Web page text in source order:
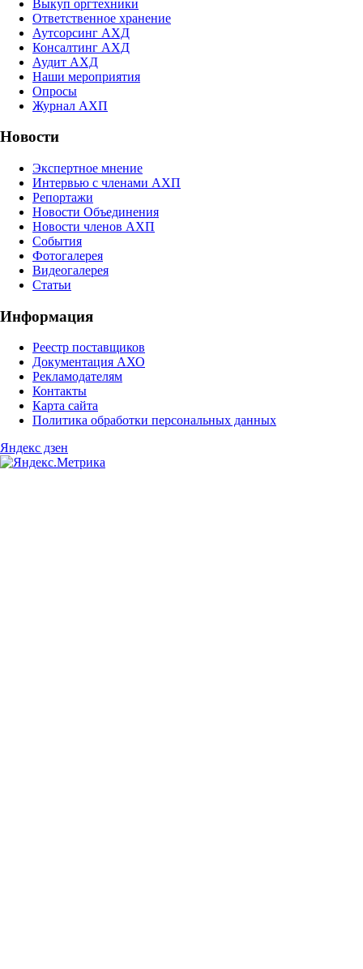
Выкуп оргтехники
Ответственное хранение
Аутсорсинг АХД
Консалтинг АХД
Аудит АХД
Наши мероприятия
Опросы
Журнал АХП
Новости
Экспертное мнение
Интервью с членами АХП
Репортажи
Новости Объединения
Новости членов АХП
События
Фотогалерея
Видеогалерея
Статьи
Информация
Реестр поставщиков
Документация АХО
Рекламодателям
Контакты
Карта сайта
Политика обработки персональных данных
Яндекс дзен